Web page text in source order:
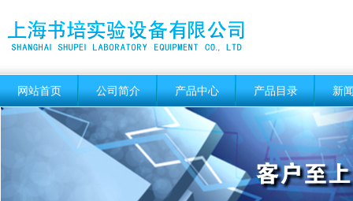
网站首页 公司简介 产品中心 产品目录 新